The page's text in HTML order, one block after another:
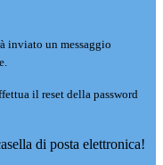
inviato un messaggio
il reset della password
di posta elettronica!